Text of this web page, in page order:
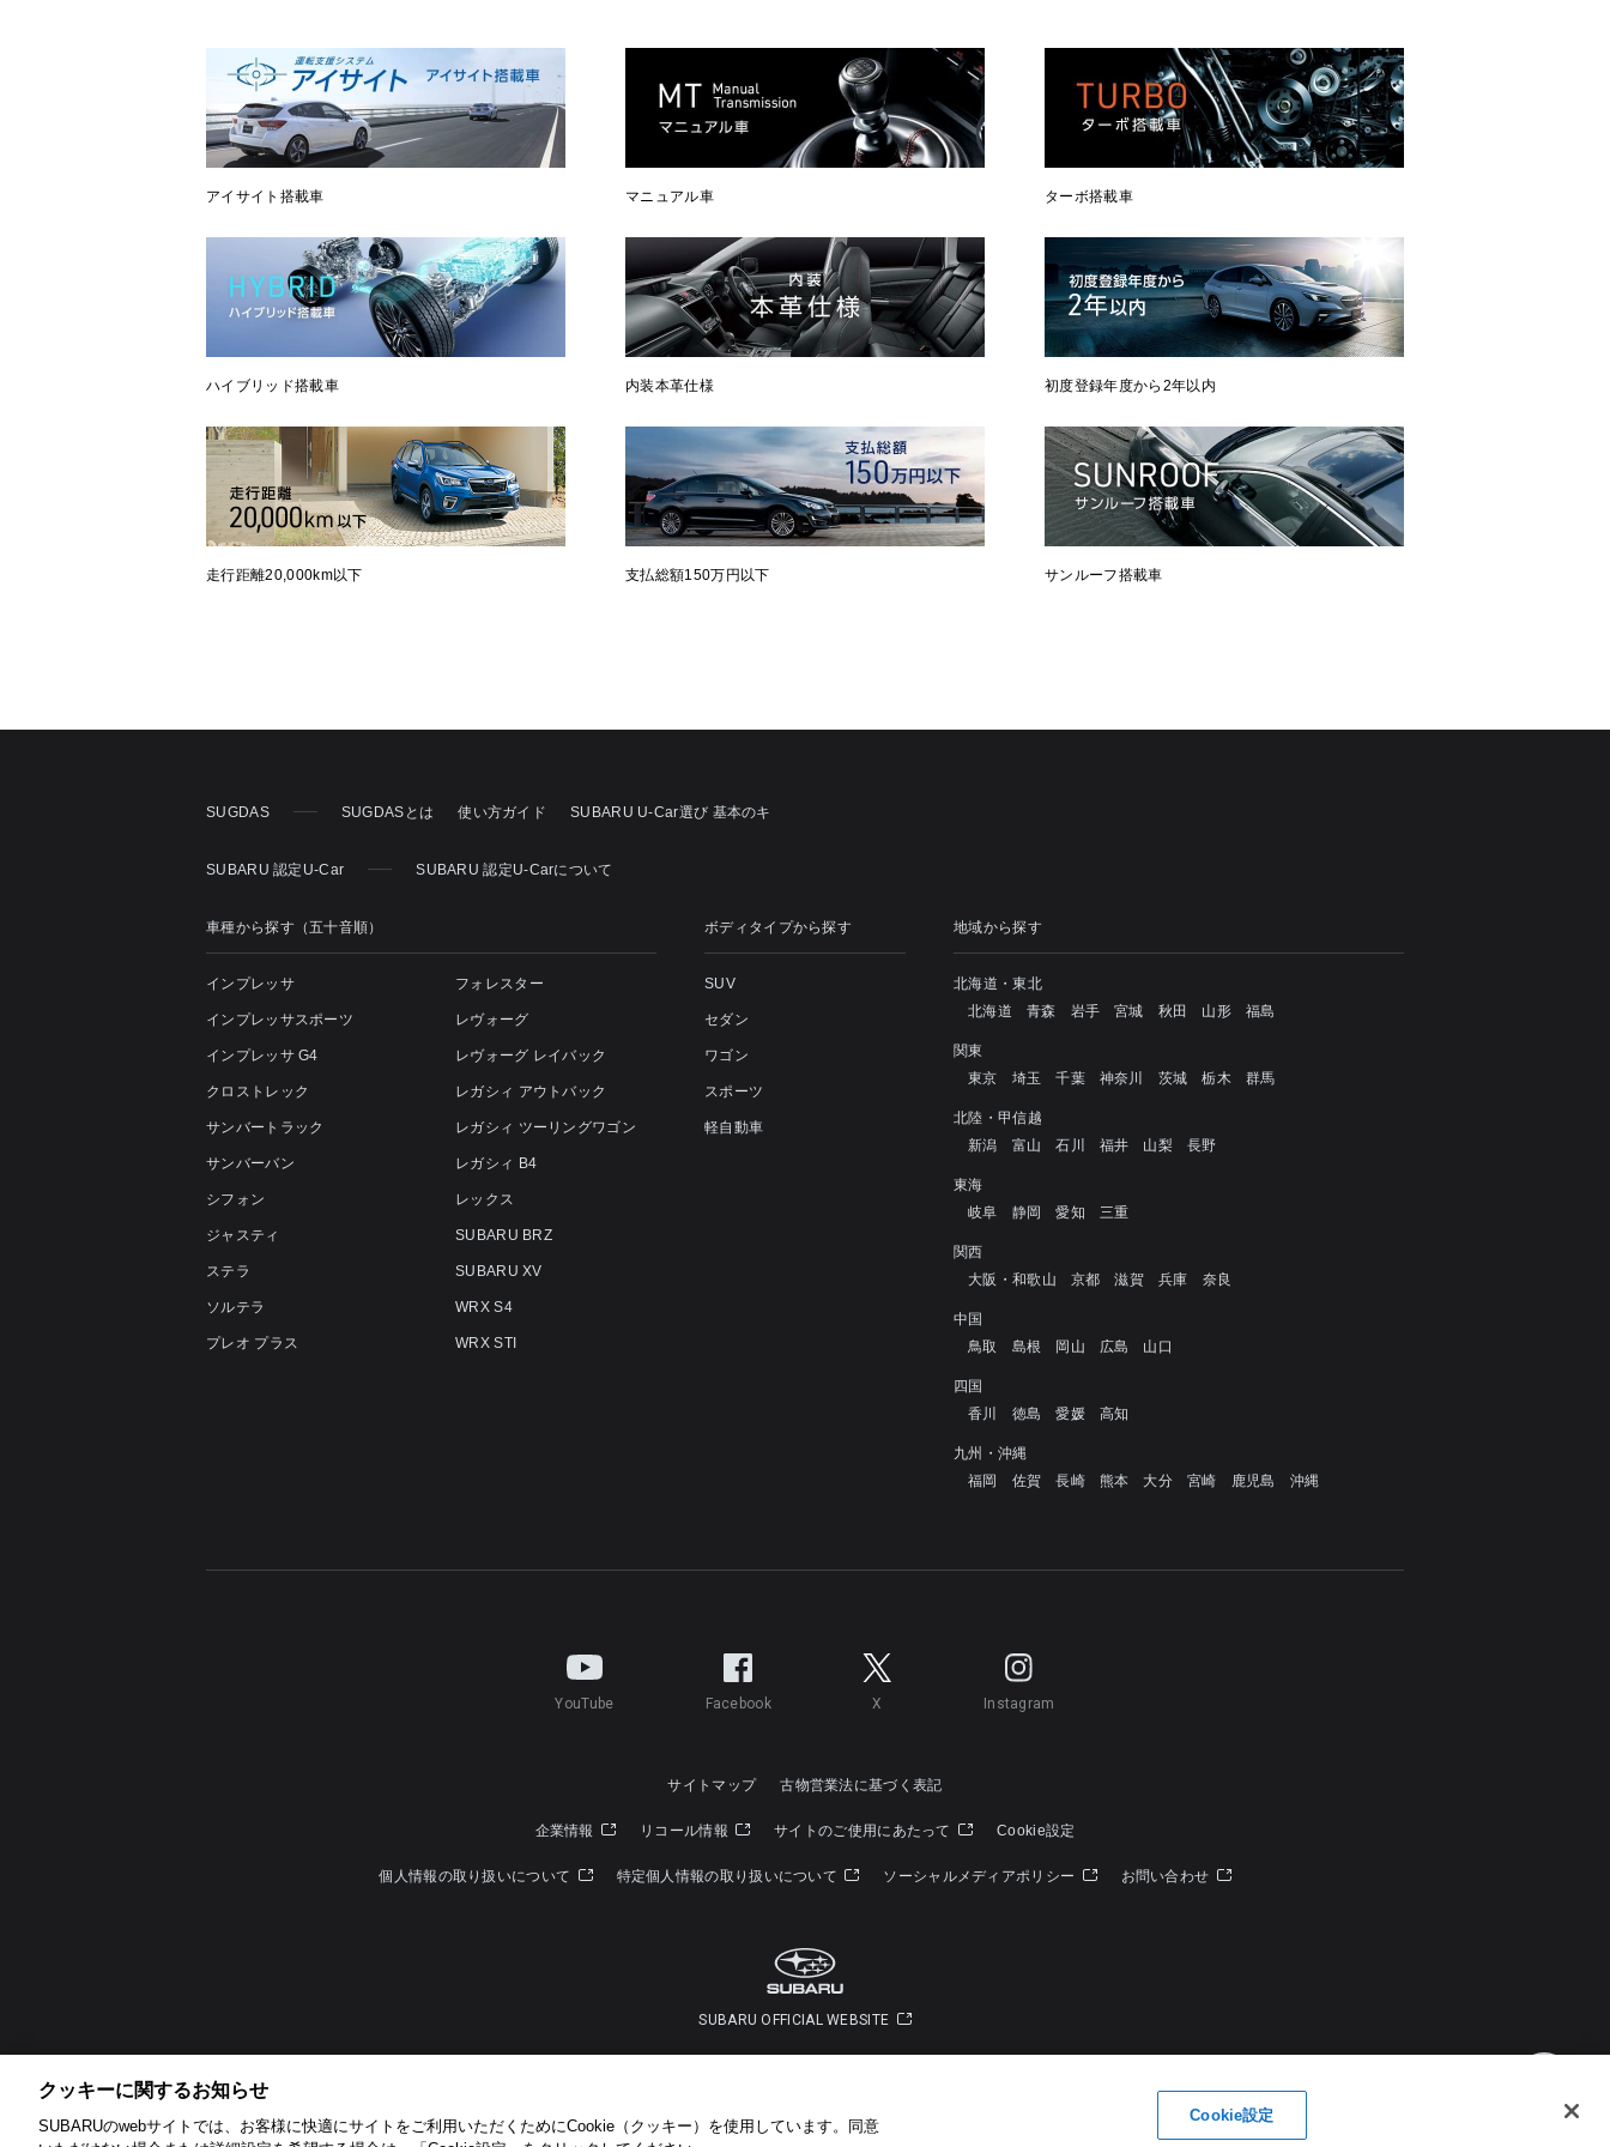
アイサイト搭載車 マニュアル車 ターボ搭載車
ハイブリッド搭載車 内装本革仕様 初度登録年度から2年以内
走行距離20,000km以下 支払総額150万円以下 サンルーフ搭載車
SUGDAS SUGDASとは 使い方ガイド SUBARU U-Car選び 基本のキ
SUBARU 認定U-Car SUBARU 認定U-Carについて
車種から探す（五十音順）
インプレッサ
インプレッサスポーツ
インプレッサ G4
クロストレック
サンバートラック
サンバーバン
シフォン
ジャスティ
ステラ
ソルテラ
プレオ プラス
フォレスター
レヴォーグ
レヴォーグ レイバック
レガシィ アウトバック
レガシィ ツーリングワゴン
レガシィ B4
レックス
SUBARU BRZ
SUBARU XV
WRX S4
WRX STI
ボディタイプから探す
SUV
セダン
ワゴン
スポーツ
軽自動車
地域から探す
北海道・東北
北海道
青森 岩手 宮城 秋田 山形 福島
関東
東京
埼玉 千葉 神奈川 茨城 栃木 群馬
北陸・甲信越
新潟
富山 石川 福井 山梨 長野
東海
岐阜
静岡 愛知 三重
関西
大阪・和歌山
京都 滋賀 兵庫 奈良
中国
鳥取
島根 岡山 広島 山口
四国
香川
徳島 愛媛 高知
九州・沖縄
福岡
佐賀 長崎 熊本 大分 宮崎 鹿児島 沖縄
YouTube Facebook X Instagram
サイトマップ 古物営業法に基づく表記
企業情報 リコール情報 サイトのご使用にあたって Cookie設定
個人情報の取り扱いについて 特定個人情報の取り扱いについて ソーシャルメディアポリシー お問い合わせ
SUBARU OFFICIAL WEBSITE
クッキーに関するお知らせ​
SUBARUのwebサイトでは、お客様に快適にサイトをご利用いただくためにCookie（クッキー）を使用しています。​ 同意
Cookie設定